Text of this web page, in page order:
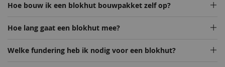
Hoe bouw ik een blokhut bouwpakket zelf op?
Hoe lang gaat een blokhut mee?
Welke fundering heb ik nodig voor een blokhut?